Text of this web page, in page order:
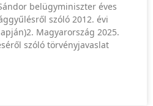
belügyminiszter éves
szóló 2012. évi
Magyarország 2025.
szóló törvényjavaslat